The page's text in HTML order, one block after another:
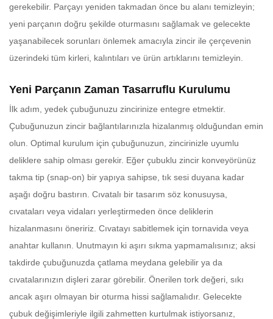
gerekebilir. Parçayı yeniden takmadan önce bu alanı temizleyin;
yeni parçanın doğru şekilde oturmasını sağlamak ve gelecekte
yaşanabilecek sorunları önlemek amacıyla zincir ile çerçevenin
üzerindeki tüm kirleri, kalıntıları ve ürün artıklarını temizleyin.
Yeni Parçanın Zaman Tasarruflu Kurulumu
İlk adım, yedek çubuğunuzu zincirinize entegre etmektir.
Çubuğunuzun zincir bağlantılarınızla hizalanmış olduğundan emin
olun. Optimal kurulum için çubuğunuzun, zincirinizle uyumlu
deliklere sahip olması gerekir. Eğer çubuklu zincir konveyörünüz
takma tip (snap-on) bir yapıya sahipse, tık sesi duyana kadar
aşağı doğru bastırın. Cıvatalı bir tasarım söz konusuysa,
cıvataları veya vidaları yerleştirmeden önce deliklerin
hizalanmasını öneririz. Cıvatayı sabitlemek için tornavida veya
anahtar kullanın. Unutmayın ki aşırı sıkma yapmamalısınız; aksi
takdirde çubuğunuzda çatlama meydana gelebilir ya da
cıvatalarınızın dişleri zarar görebilir. Önerilen tork değeri, sıkı
ancak aşırı olmayan bir oturma hissi sağlamalıdır. Gelecekte
çubuk değişimleriyle ilgili zahmetten kurtulmak istiyorsanız,